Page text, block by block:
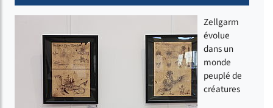
Zellgarm
évolue
dans un
monde
peuplé de
créatures